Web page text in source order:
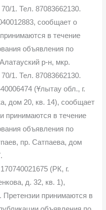
1. Тел. 87083662130.
сообщает о
в течение
объявления по
р-н, мкр.
1. Тел. 87083662130.
(Ұлытау обл., г.
дом 20, кв. 14), сообщает
принимаются в течение
объявления по
пр. Сатпаева, дом
(РК, г.
д. 32, кв. 1),
Претензии принимаются в